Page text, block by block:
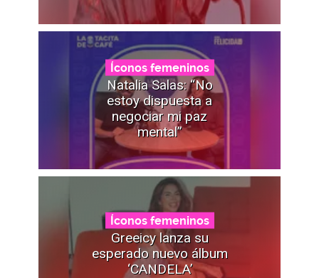
Íconos femeninos
Natalia Salas: “No
estoy dispuesta a
negociar mi paz
mental”
Íconos femeninos
Greeicy lanza su
esperado nuevo álbum
‘CANDELA’